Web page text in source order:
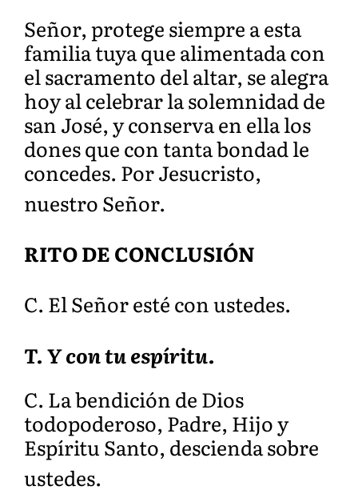
Señor, protege siempre a esta
familia tuya que alimentada con
el sacramento del altar, se alegra
hoy al celebrar la solemnidad de
san José, y conserva en ella los
dones que con tanta bondad le
concedes. Por Jesucristo,
nuestroSeñor.
RITO DE CONCLUSIÓN
C. El Señor esté con ustedes.
T. Y con tu espíritu.
C. La bendición de Dios
todopoderoso, Padre, Hijo y
Espíritu Santo, descienda sobre
ustedes.